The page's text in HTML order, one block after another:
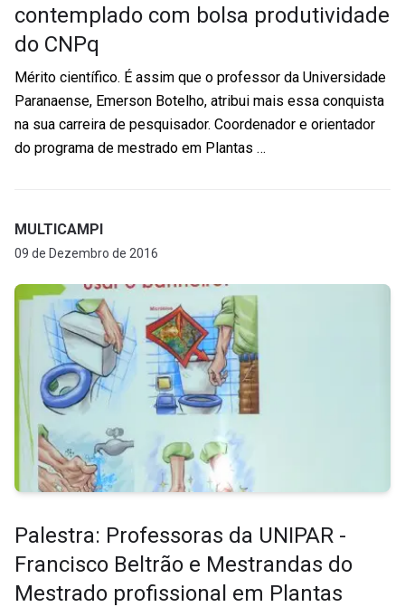
contemplado com bolsa produtividade
do CNPq
Mérito científico. É assim que o professor da Universidade
Paranaense, Emerson Botelho, atribui mais essa conquista
na sua carreira de pesquisador. Coordenador e orientador
do programa de mestrado em Plantas …
MULTICAMPI
09 de Dezembro de 2016
Palestra: Professoras da UNIPAR -
Francisco Beltrão e Mestrandas do
Mestrado profissional em Plantas